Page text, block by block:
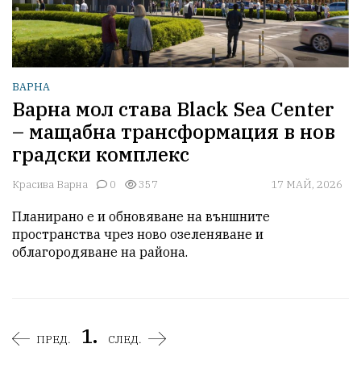
ВАРНА
Варна мол става Black Sea Center
– мащабна трансформация в нов
градски комплекс
Красива Варна 0 357 17 МАЙ, 2026
Планирано е и обновяване на външните
пространства чрез ново озеленяване и
облагородяване на района.
ПРЕД. 1. СЛЕД.